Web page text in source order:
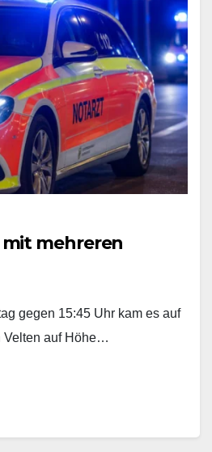
mehreren
gegen 15:45 Uhr kam es auf
Velten auf Höhe…